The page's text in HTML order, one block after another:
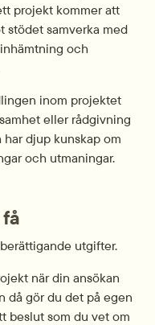
projekt kommer att
stödet samverka med
och
inom projektet
eller rådgivning
djup kunskap om
och utmaningar.
utgifter.
när din ansökan
då gör du det på egen
beslut som du vet om